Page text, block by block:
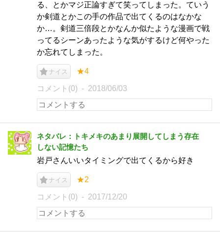
る、とかマジ正論すぎて笑ってしまった。ていう
か剣道とかこの手の作品で出てくるのはなかな
か…。剣道三倍段とかなんか似たような漫画で戦
ってるシーンあったような気がするけど何やった
か忘れてしまった。
ナイス ★4
コメント(0) 2018/06/03
ネタバレ：トキメキのあまり展開してしまう存在
しない記憶たち
岩戸さんいいタイミングで出てくるから好き
ナイス ★2
コメント(0) 2017/12/20